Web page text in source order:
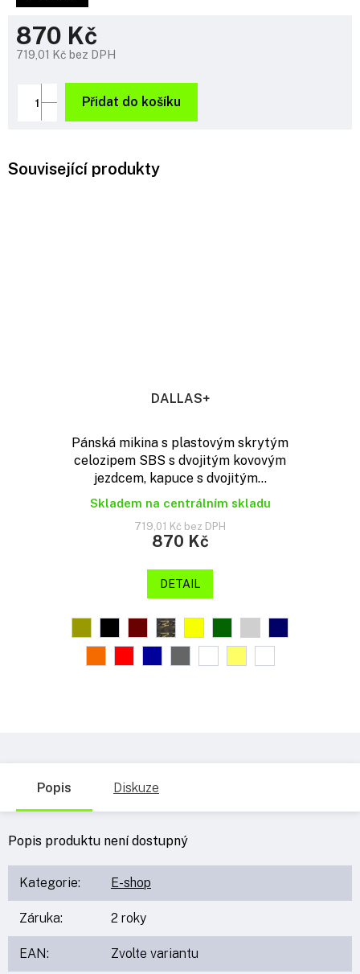
870 Kč
719,01 Kč bez DPH
cena:
Přidat do košíku
Související produkty
DALLAS+
Pánská mikina s plastovým skrytým
celozipem SBS s dvojitým kovovým
jezdcem, kapuce s dvojitým...
Skladem na centrálním skladu
719,01 Kč bez DPH
870 Kč
DETAIL
Popis Diskuze
Popis produktu není dostupný
Kategorie: E-shop
Záruka: 2 roky
EAN: Zvolte variantu